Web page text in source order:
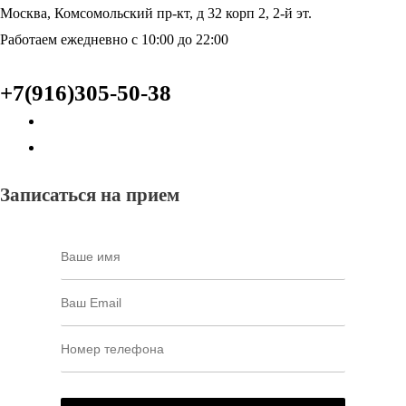
Москва, Комсомольский пр-кт, д 32 корп 2, 2-й эт.
Работаем ежедневно с 10:00 до 22:00
+7(916)305-50-38
Записаться на прием